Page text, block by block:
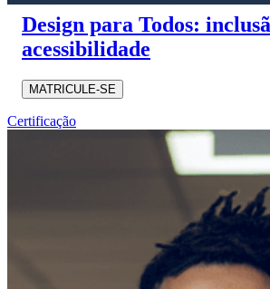
Design para Todos:
acessibilidade
MATRICULE-SE
Certificação